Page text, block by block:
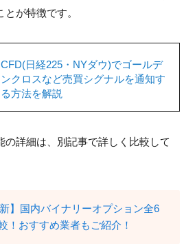
が特徴です。
CFD(日経225・NYダウ)でゴールデ
ンクロスなど売買シグナルを通知す
る方法を解説
の詳細は、別記事で詳しく比較して
新】国内バイナリーオプション全6
！おすすめ業者もご紹介！